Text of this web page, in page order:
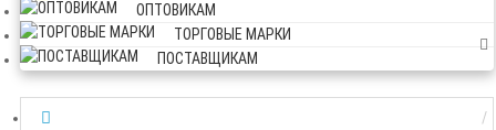
ОПТОВИКАМ
ТОРГОВЫЕ МАРКИ
ПОСТАВЩИКАМ